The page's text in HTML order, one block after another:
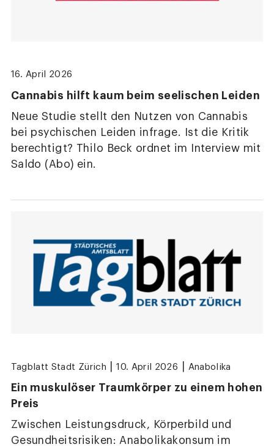
16. April 2026
Cannabis hilft kaum beim seelischen Leiden
Neue Studie stellt den Nutzen von Cannabis
bei psychischen Leiden infrage. Ist die Kritik
berechtigt? Thilo Beck ordnet im Interview mit
Saldo (Abo) ein.
Tagblatt Stadt Zürich 10. April 2026 Anabolika
Ein muskulöser Traumkörper zu einem hohen
Preis
Zwischen Leistungsdruck, Körperbild und
Gesundheitsrisiken: Anabolikakonsum im